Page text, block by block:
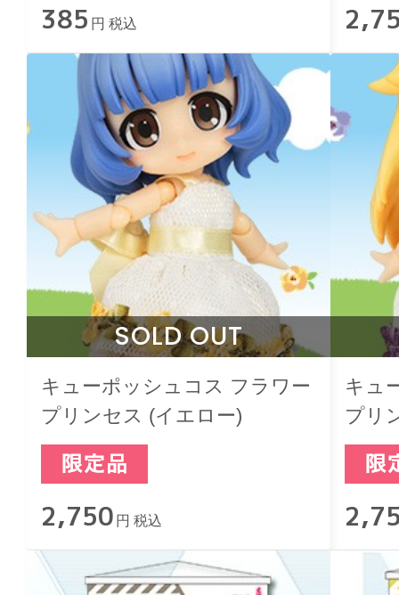
385 円 税込
SOLD OUT
キューポッシュコス フラワー
プリンセス (イエロー)
2,750 円 税込
キュ
プリ